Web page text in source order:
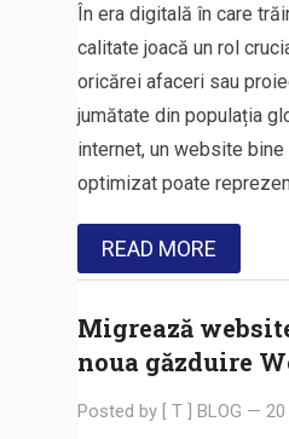
În era digitală în care
calitate joacă un rol
oricărei afaceri sau
jumătate din populația
internet, un website
optimizat poate
READ MORE
Migrează
noua găzduire
Posted by [ T ] BLOG — 20